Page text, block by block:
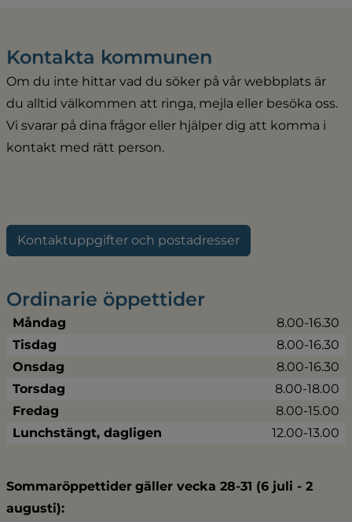
Kontakta kommunen
Om du inte hittar vad du söker på vår webbplats är
du alltid välkommen att ringa, mejla eller besöka oss.
Vi svarar på dina frågor eller hjälper dig att komma i
kontakt med rätt person.
Kontaktuppgifter och postadresser
Ordinarie öppettider
Måndag
8.00-16.30
Tisdag
8.00-16.30
Onsdag
8.00-16.30
Torsdag
8.00-18.00
Fredag
8.00-15.00
Lunchstängt, dagligen
12.00-13.00
Sommaröppettider gäller vecka 28-31 (6 juli - 2
augusti):